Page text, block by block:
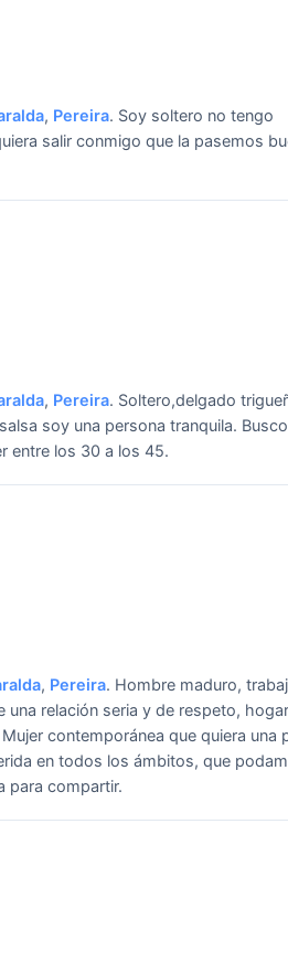
, Pereira. Soy soltero no tengo
salir conmigo que la pasemos
, Pereira. Soltero,delgado
soy una persona tranquila.
entre los 30 a los 45.
, Pereira. Hombre maduro,
relación seria y de respeto,
Mujer contemporánea que quiera una
en todos los ámbitos, que
para compartir.